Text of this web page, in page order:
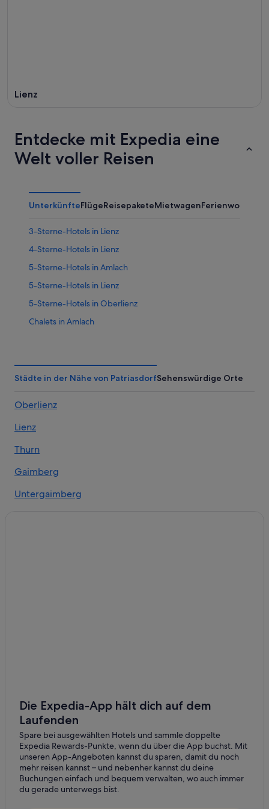
Lienz
Entdecke mit Expedia eine
Welt voller Reisen
UnterkünfteFlügeReisepaketeMietwagen
3-Sterne-Hotels in Lienz
4-Sterne-Hotels in Lienz
5-Sterne-Hotels in Amlach
5-Sterne-Hotels in Lienz
5-Sterne-Hotels in Oberlienz
Chalets in Amlach
Hütten in Amlach
Hotels nahe Bahnhof Lienz
B&B in Gaimberg
Chalets in Gaimberg
Pensionen in Gaimberg
Hotels mit Fitnessbereich in Lienz
Hotels mit Frühstück in Lienz
Hotels mit Kinderbetreuung in Lienz
Hotels mit Klimaanlage in Lienz
Hotels mit Pool in Lienz
Hotels mit Restaurant in Lienz
Städte in der Nähe von PatriasdorfSehenswürdige Orte
Oberlienz
Lienz
Thurn
Gaimberg
Untergaimberg
Die Expedia-App hält dich auf dem
Laufenden
Spare bei ausgewählten Hotels und sammle doppelte
Expedia Rewards-Punkte, wenn du über die App buchst. Mit
unseren App-Angeboten kannst du sparen, damit du noch
mehr reisen kannst – und nebenher kannst du deine
Buchungen einfach und bequem verwalten, wo auch immer
du gerade unterwegs bist.